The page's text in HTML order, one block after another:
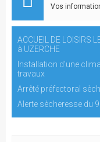
Vos
ACCUEIL DE LOISIRS
à UZERCHE
Installation d'une
travaux
Arrêté préfectoral
Alerte sècheresse du